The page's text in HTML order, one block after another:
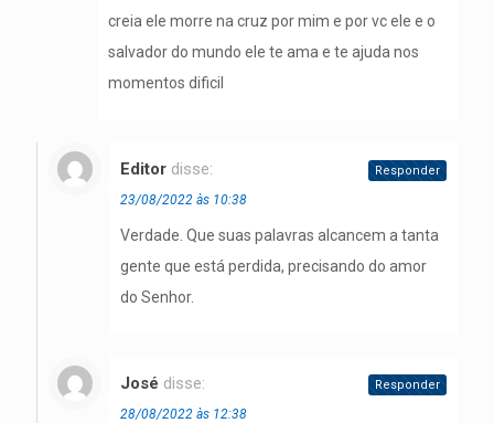
creia ele morre na cruz por mim e por vc ele e o
salvador do mundo ele te ama e te ajuda nos
momentos dificil
Editor disse:
23/08/2022 às 10:38
Verdade. Que suas palavras alcancem a tanta
gente que está perdida, precisando do amor
do Senhor.
Responder
José disse:
28/08/2022 às 12:38
Responder